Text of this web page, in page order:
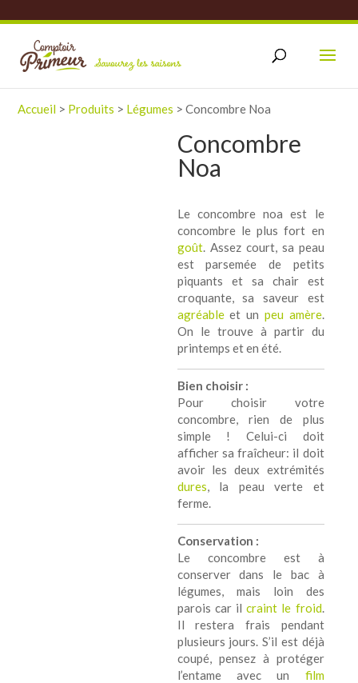
Accueil > Produits > Légumes >Concombre Noa
Concombre
Noa
Le concombre noa est le
concombre le plus fort en
goût. Assez court, sa peau
est parsemée de petits
piquants et sa chair est
croquante, sa saveur est
agréableet un peu amère.
On le trouve à partir du
printemps et en été.
Bien choisir :
Pour choisir votre
concombre, rien de plus
simple ! Celui-ci doit
afficher sa fraîcheur: il doit
avoir les deux extrémités
dures, la peau verte et
ferme.
Conservation :
Le concombre est à
conserver dans le bac à
légumes, mais loin des
parois car ilcraint le froid.
Il restera frais pendant
plusieurs jours. S’il est déjà
coupé, pensez à protéger
l’entame avec un film